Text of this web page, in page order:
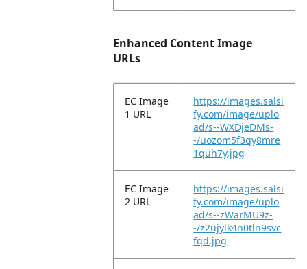
Enhanced Content Image
URLs
EC Image
1 URL
https://images.salsi
fy.com/image/uplo
ad/s--WXDjeDMs-
-/uozom5f3qy8mre
1quh7y.jpg
EC Image
2 URL
https://images.salsi
fy.com/image/uplo
ad/s--zWarMU9z-
-/z2ujylk4n0tln9svc
fqd.jpg